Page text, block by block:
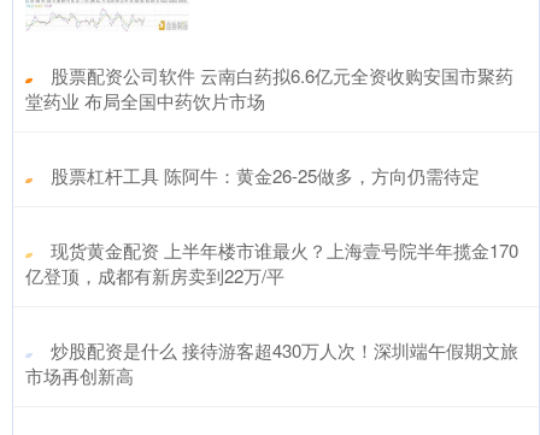
​股票配资公司软件 云南白药拟6.6亿元全资收购安国市聚药
堂药业 布局全国中药饮片市场
​股票杠杆工具 陈阿牛：黄金26-25做多，方向仍需待定
​现货黄金配资 上半年楼市谁最火？上海壹号院半年揽金170
亿登顶，成都有新房卖到22万/平
​炒股配资是什么 接待游客超430万人次！深圳端午假期文旅
市场再创新高